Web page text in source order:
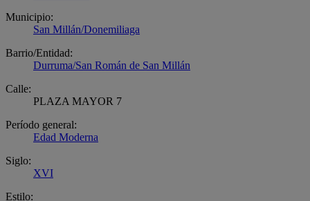
Municipio:
San Millán/Donemiliaga
Barrio/Entidad:
Durruma/San Román de San Millán
Calle:
PLAZA MAYOR 7
Período general:
Edad Moderna
Siglo:
XVI
Estilo: